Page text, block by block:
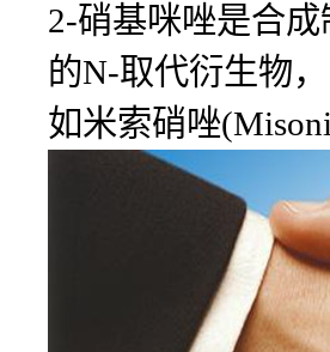
2-硝基咪唑是合
的N-取代衍生物
如米索硝唑